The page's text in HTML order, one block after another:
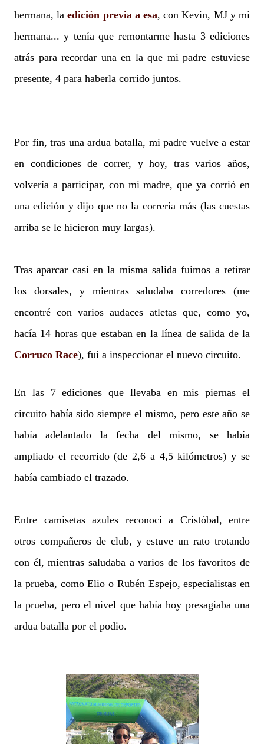
hermana, laedición previa a esa, con Kevin, MJ y mi
hermana... y tenía que remontarme hasta 3 ediciones
atrás para recordar una en la que mi padre estuviese
presente, 4 para haberla corrido juntos.
Por fin, tras una ardua batalla, mi padre vuelve a estar
en condiciones de correr, y hoy, tras varios años,
volvería a participar, con mi madre, que ya corrió en
una edición y dijo que no la correría más (las cuestas
arriba se le hicieron muy largas).
Tras aparcar casi en la misma salida fuimos a retirar
los dorsales, y mientras saludaba corredores (me
encontré con varios audaces atletas que, como yo,
hacía 14 horas que estaban en la línea de salida de la
Corruco Race), fui a inspeccionar el nuevo circuito.
En las 7 ediciones que llevaba en mis piernas el
circuito había sido siempre el mismo, pero este año se
había adelantado la fecha del mismo, se había
ampliado el recorrido (de 2,6 a 4,5 kilómetros) y se
había cambiado el trazado.
Entre camisetas azules reconocí a Cristóbal, entre
otros compañeros de club, y estuve un rato trotando
con él, mientras saludaba a varios de los favoritos de
la prueba, como Elio o Rubén Espejo, especialistas en
la prueba, pero el nivel que había hoy presagiaba una
ardua batalla por el podio.